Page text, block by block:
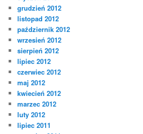
grudzień 2012
listopad 2012
październik 2012
wrzesień 2012
sierpień 2012
lipiec 2012
czerwiec 2012
maj 2012
kwiecień 2012
marzec 2012
luty 2012
lipiec 2011